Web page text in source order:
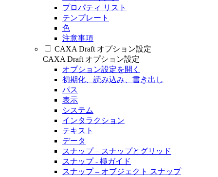
プロパティ リスト
テンプレート
色
注意事項
CAXA Draft オプション設定
CAXA Draft オプション設定
オプション設定を開く
初期化、読み込み、書き出し
パス
表示
システム
インタラクション
テキスト
データ
スナップ – スナップとグリッド
スナップ - 極ガイド
スナップ – オブジェクト スナップ